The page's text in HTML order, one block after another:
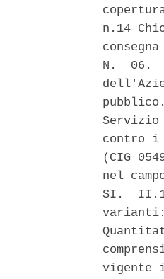
n.14
N.  06.
contro i
(CIG
nel
SI.
varianti:
vigente